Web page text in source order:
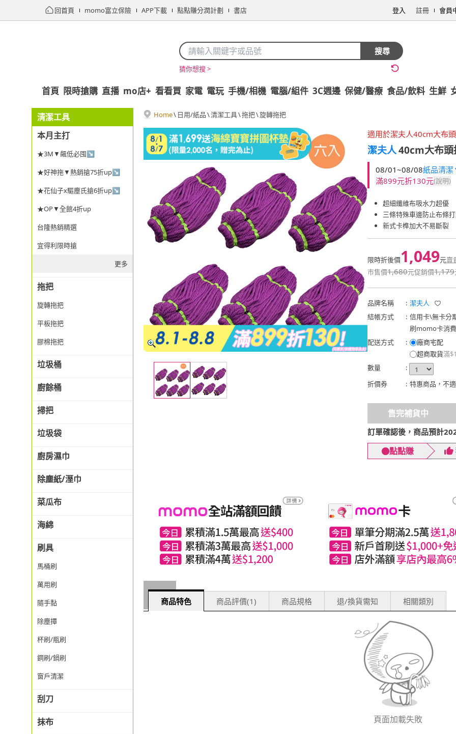
回首頁 momo富立保險 APP下載 點點賺分潤計劃 書店 登入 註冊 會員
搜尋
猜你想搜 >
首頁 限時搶購 直播 mo店+ 看看買 家電 電玩 手機/相機 電腦/組件 3C週邊 保健/醫療 食品/飲料 生鮮
清潔工具
本月主打
★3M▼飆低必囤↘
★好神拖▼熱銷搶75折up↘
★花仙子x驅塵氏搶6折up↘
★OP▼全館4折up
台隆熱銷精選
宜得利限時搶
更多
拖把
旋轉拖把
平板拖把
膠棉拖把
垃圾桶
廚餘桶
掃把
垃圾袋
廚房濕巾
除塵紙/溼巾
菜瓜布
海綿
刷具
馬桶刷
萬用刷
隨手黏
除塵撢
杯刷/瓶刷
鋼刷/鍋刷
窗戶清潔
刮刀
抹布
Home\ 日用/紙品\清潔工具\拖把\旋轉拖把
適用於潔夫人40cm大布
潔夫人40cm大布頭
08/01~08/08紙品清
滿899元折130元(說明)
超細纖維布吸水力超優
三條特殊車邊防止布條
新式卡榫加大不易斷裂
限時折後價1,049元賣
市售價1,680元促銷價1,179
品牌名稱 : 潔夫人
結帳方式
: 信用卡\無卡分
刷momo卡消
配送方式
:
廠商宅配
超商取貨滿
數量
:
折價券
: 特惠商品，不
售完補貨中
訂單確認後，商品預計
點點賺
商品特色 商品評價(1) 商品規格 退/換貨需知 相關類別
頁面加載失敗